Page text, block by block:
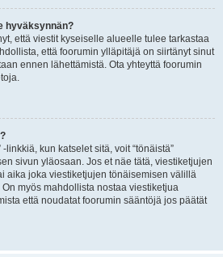
hyväksynnän?
että viestit kyseiselle alueelle tulee tarkastaa
että foorumin ylläpitäjä on siirtänyt sinut
ennen lähettämistä. Ota yhteyttä foorumin
linkkiä, kun katselet sitä, voit “tönäistä”
sivun yläosaan. Jos et näe tätä, viestiketjujen
aika joka viestiketjujen tönäisemisen välillä
myös mahdollista nostaa viestiketjua
että noudatat foorumin sääntöjä jos päätät